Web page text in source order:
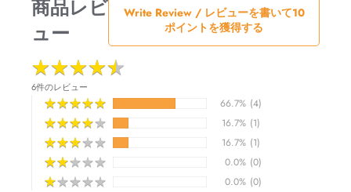
商品レビ
ュー
Write Review / レビューを書いて10
ポイントを獲得する
★★★★★
★★★★★
6件のレビュー
★★★★★
★★★★★ 66.7% (4)
★★★★★
★★★★★ 16.7% (1)
★★★★★
★★★★★ 16.7% (1)
★★★★★
★★★★★ 0.0% (0)
★★★★★
★★★★★ 0.0% (0)